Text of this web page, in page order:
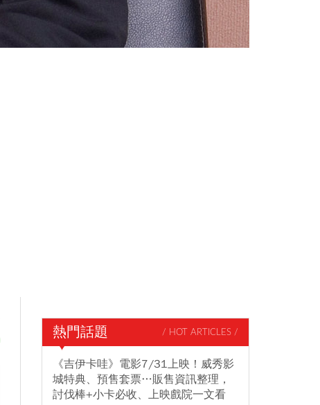
熱門話題 / HOT ARTICLES /
《吉伊卡哇》電影7/31上映！威秀影
城特典、預售套票…販售資訊整理，
討伐棒+小卡必收、上映戲院一文看